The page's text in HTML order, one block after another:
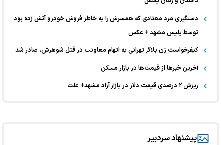
دستگیری مرد معتادی که همسرش را به خاطر فروش خودرو آتش زده بود
توسط پلیس مشهد + عکس
کیفرخواست زن بلاگر تهرانی به اتهام معاونت در قتل شوهرش، صادر شد
آخرین خبر‌ها از قیمت‌ها در بازار مسکن
ریزش ۲ درصدی قیمت دلار در بازار آزاد مشهد+ علت
پیشنهاد سردبیر